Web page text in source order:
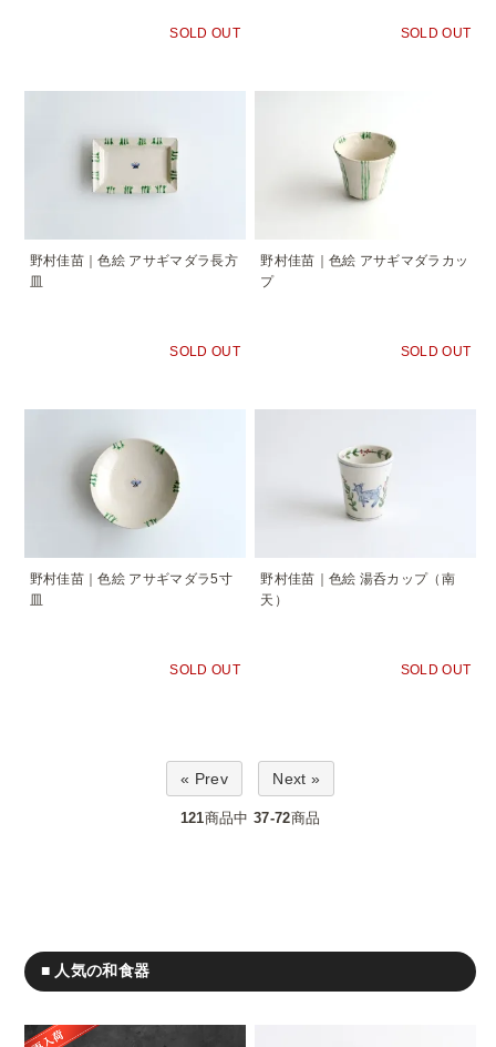
SOLD OUT SOLD OUT
野村佳苗｜色絵 アサギマダラ長方
皿
SOLD OUT
野村佳苗｜色絵 アサギマダラカッ
プ
SOLD OUT
野村佳苗｜色絵 アサギマダラ5寸
皿
SOLD OUT
野村佳苗｜色絵 湯呑カップ（南
天）
SOLD OUT
« Prev Next »
121商品中 37-72商品
■ 人気の和食器